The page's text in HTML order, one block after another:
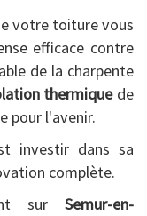
votre toiture vous
efficace contre
de la charpente
thermiquede
pour l'avenir.
investir dans sa
complète.
sur Semur-en-